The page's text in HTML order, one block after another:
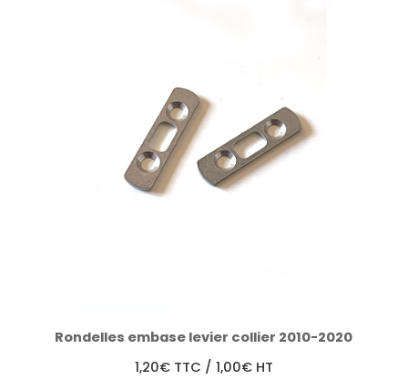
Rondelles embase levier collier 2010-2020
1,20€ TTC / 1,00€HT